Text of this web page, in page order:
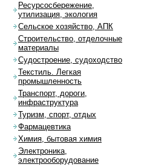
Ресурсосбережение,
утилизация, экология
Сельское хозяйство, АПК
Строительство, отделочные
материалы
Судостроение, судоходство
Текстиль. Легкая
промышленность
Транспорт, дороги,
инфраструктура
Туризм, спорт, отдых
Фармацевтика
Химия, бытовая химия
Электроника,
электрооборудование